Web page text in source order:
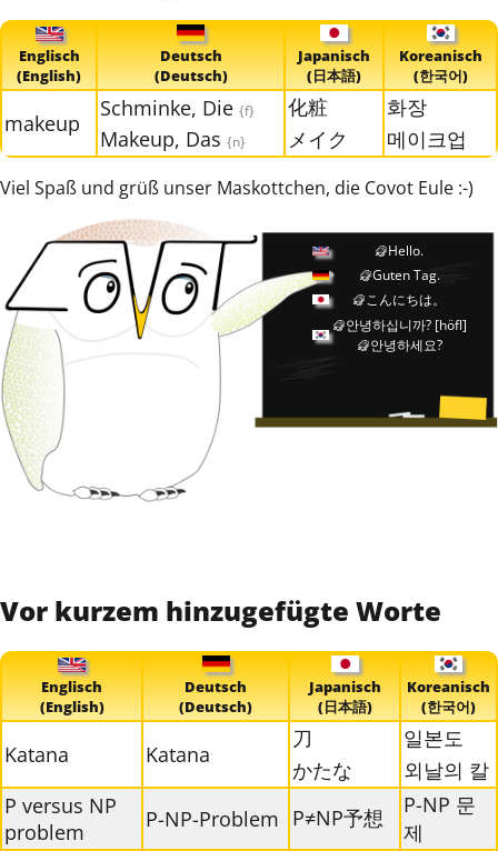
Englisch
(English)
Deutsch
(Deutsch)
Japanisch
(日本語)
Koreanisch
(한국어)
makeup
Schminke, Die {f}
Makeup, Das {n}
化粧
メイク
화장
메이크업
Viel Spaß und grüß unser Maskottchen, die Covot Eule :-)
Hello.
Guten Tag.
こんにちは。
안녕하십니까? [höfl]
안녕하세요?
Vor kurzem hinzugefügte Worte
Englisch
(English)
Deutsch
(Deutsch)
Japanisch
(日本語)
Koreanisch
(한국어)
Katana Katana
刀
かたな
일본도
외날의 칼
P versus NP
problem
P-NP-Problem P≠NP予想
P-NP 문
제